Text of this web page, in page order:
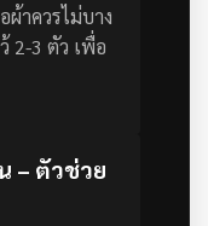
าควรไม่บาง
2-3 ตัว เพื่อ
– ตัวช่วย